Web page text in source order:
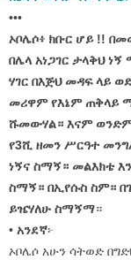
•••
ኦቦሌሶ፥ ክቡር ሆይ !!
በሌላ አነጋገር ታላቅህ
ሃገር በእጅህ መዳፍ ላይ
መሪዋም የእኔም ጠቅላይ
ሹመውሃል። እናም ወንድም
የ3ሺ ዘመን ሥርዓተ
ነኝና ስማኝ። መልእክቴ
ስማኝ። በኢየሱስ ስም።
ይዤሃለሁ ስማኝማ።
• አንደኛ፦
ኦቦሌሶ አሁን ሳትወድ